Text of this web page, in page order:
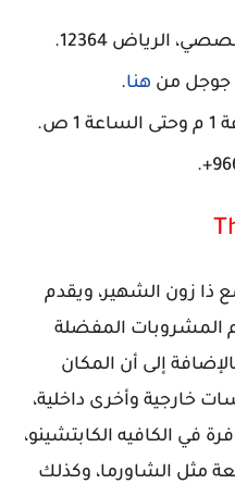
الرياض 12364.
جوجل من هنا.
ص.
ذا زون الشهير، ويقدم
المشروبات المفضلة
إلى أن المكان
خارجية وأخرى داخلية،
في الكافيه الكابتشينو،
مثل الشاورما، وكذلك